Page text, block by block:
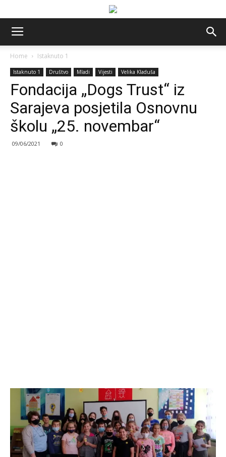
Home Istaknuto 1
Istaknuto 1 Društvo Mladi Vijesti Velika Kladuša
Fondacija „Dogs Trust“ iz
Sarajeva posjetila Osnovnu
školu „25. novembar“
09/06/2021 0